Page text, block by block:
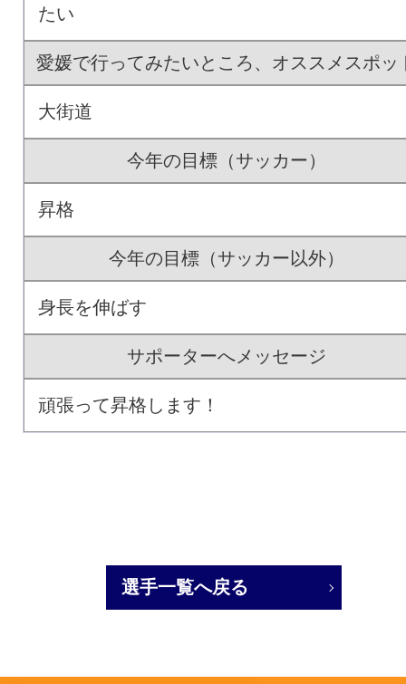
たい
愛媛で行ってみたいところ、オススメスポッ
大街道
今年の目標（サッカー）
昇格
今年の目標（サッカー以外）
身長を伸ばす
サポーターへメッセージ
頑張って昇格します！
選手一覧へ戻る